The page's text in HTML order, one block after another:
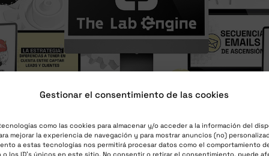
Gestionar el consentimiento de las cookies
como las cookies para almacenar y/o acceder a la información del
mejorar la experiencia de navegación y para mostrar anuncios (no)
a estas tecnologías nos permitirá procesar datos como el comportamiento
o los ID's únicos en este sitio. No consentir o retirar el consentimiento, puede
y te entregamos nuestro funnel de captación de